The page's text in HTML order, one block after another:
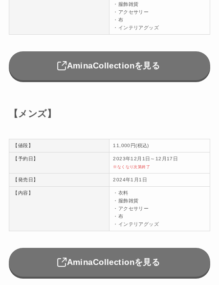
・服飾雑貨
・アクセサリー
・布
・インテリアグッズ
AminaCollectionを見る
【メンズ】
【値段】 11,000円(税込)
【予約日】 2023年12月1日～12月17日
※なくなり次第終了
【発売日】 2024年1月1日
【内容】
・衣料
・服飾雑貨
・アクセサリー
・布
・インテリアグッズ
AminaCollectionを見る